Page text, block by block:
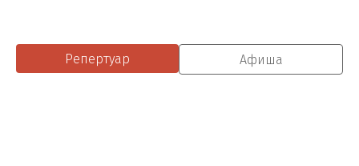
Репертуар Афиша